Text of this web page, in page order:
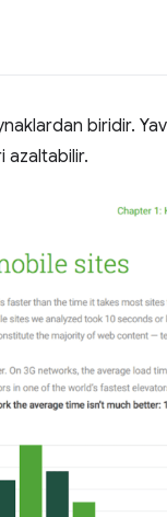
biridir.
azaltabilir.